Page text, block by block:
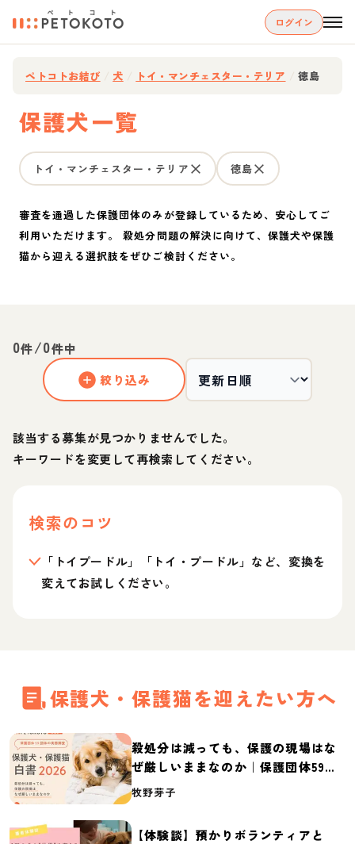
ログイン
ペトコトお結び 犬 トイ・マンチェスター・テリア 徳島
保護犬一覧
トイ・マンチェスター・テリア 徳島
審査を通過した保護団体のみが登録しているため、安心してご
利用いただけます。 殺処分問題の解決に向けて、保護犬や保護
猫から迎える選択肢をぜひご検討ください。
0件/0件中
絞り込み
該当する募集が見つかりませんでした。
キーワードを変更して再検索してください。
検索のコツ
「トイプードル」「トイ・プードル」など、変換を
変えてお試しください。
保護犬・保護猫を迎えたい方へ
殺処分は減っても、保護の現場はな
ぜ厳しいままなのか｜保護団体59団
体の実態調査【保護犬・保護猫白書
牧野芽子
【体験談】預かりボランティアと